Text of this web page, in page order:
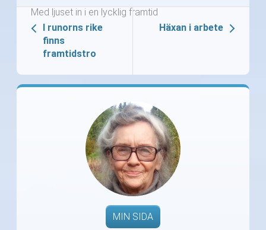
Med ljuset in i en lycklig framtid
I runorns rike
finns
framtidstro
Häxan i arbete
MIN SIDA